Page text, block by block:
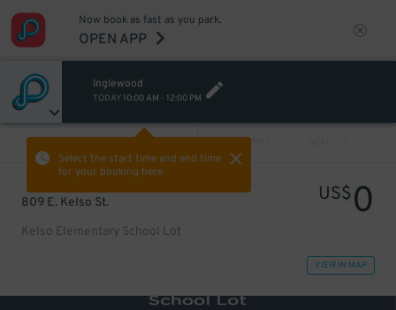
Now book as fast as you park.
OPEN APP
Inglewood
TODAY 10:00 AM - 12:00 PM
Select the start time and end time
for your booking here.
PREV
809 E. Kelso St.
Kelso Elementary School Lot
US$0
VIEW IN MAP